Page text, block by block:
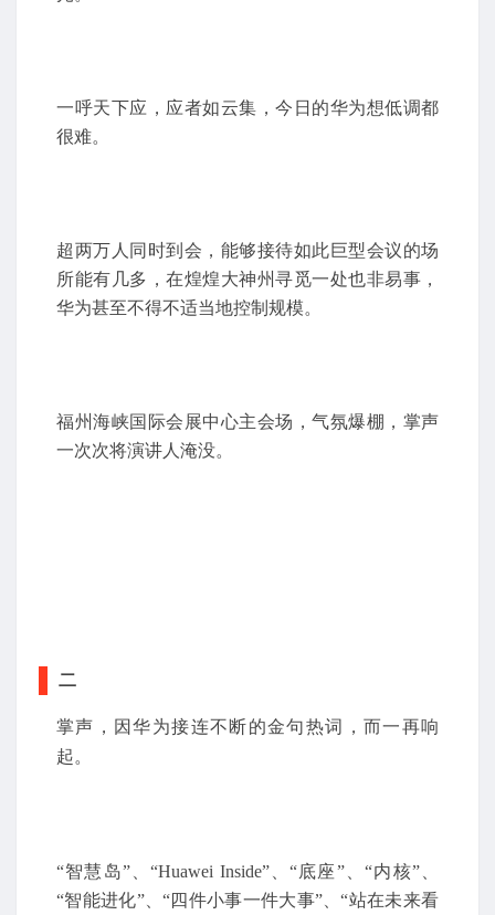
一呼天下应，应者如云集，今日的华为想低调都
很难。
超两万人同时到会，能够接待如此巨型会议的场
所能有几多，在煌煌大神州寻觅一处也非易事，
华为甚至不得不适当地控制规模。
福州海峡国际会展中心主会场，气氛爆棚，掌声
一次次将演讲人淹没。
二
掌声，因华为接连不断的金句热词，而一再响
起。
“智慧岛”、“Huawei Inside”、“底座”、“内核”、
“智能进化”、“四件小事一件大事”、“站在未来看